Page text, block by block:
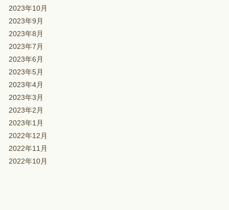
2023年10月
2023年9月
2023年8月
2023年7月
2023年6月
2023年5月
2023年4月
2023年3月
2023年2月
2023年1月
2022年12月
2022年11月
2022年10月